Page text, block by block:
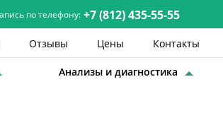
по телефону: +7 (812) 435-55-55
Отзывы Цены Контакты
Анализы и диагностика